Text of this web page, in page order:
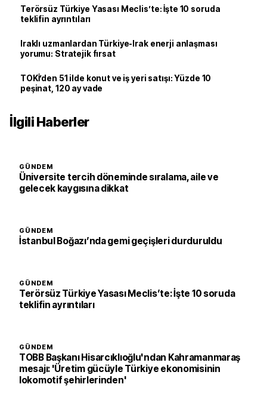
Terörsüz Türkiye Yasası Meclis’te: İşte 10 soruda
teklifin ayrıntıları
Iraklı uzmanlardan Türkiye-Irak enerji anlaşması
yorumu: Stratejik fırsat
TOKİ’den 51 ilde konut ve iş yeri satışı: Yüzde 10
peşinat, 120 ay vade
İlgili Haberler
GÜNDEM
Üniversite tercih döneminde sıralama, aile ve
gelecek kaygısına dikkat
GÜNDEM
İstanbul Boğazı’nda gemi geçişleri durduruldu
GÜNDEM
Terörsüz Türkiye Yasası Meclis’te: İşte 10 soruda
teklifin ayrıntıları
GÜNDEM
TOBB Başkanı Hisarcıklıoğlu'ndan Kahramanmaraş
mesajı: 'Üretim gücüyle Türkiye ekonomisinin
lokomotif şehirlerinden'